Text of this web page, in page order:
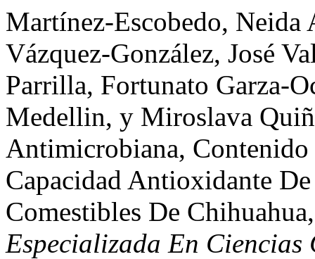
Martínez-Escobedo, Neida
Vázquez-González, José
Parrilla, Fortunato Garza-
Medellin, y Miroslava
Antimicrobiana,
Capacidad Antioxidante
Comestibles De
Especializada En